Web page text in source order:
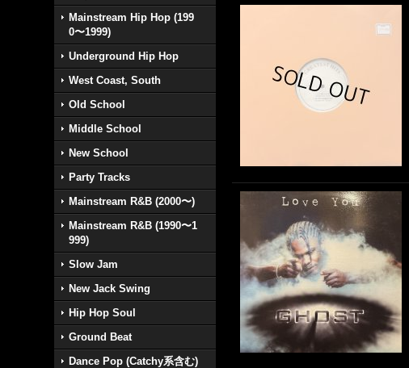
Mainstream Hip Hop (199
0〜1999)
Underground Hip Hop
West Coast, South
Old School
Middle School
New School
Party Tracks
Mainstream R&B (2000〜)
Mainstream R&B (1990〜1
999)
Slow Jam
New Jack Swing
Hip Hop Soul
Ground Beat
Dance Pop (Catchy系含む)